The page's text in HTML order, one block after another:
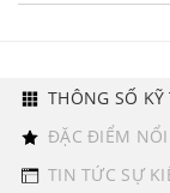
THÔNG SỐ KỸ
ĐẶC ĐIỂM NỔI
TIN TỨC SỰ